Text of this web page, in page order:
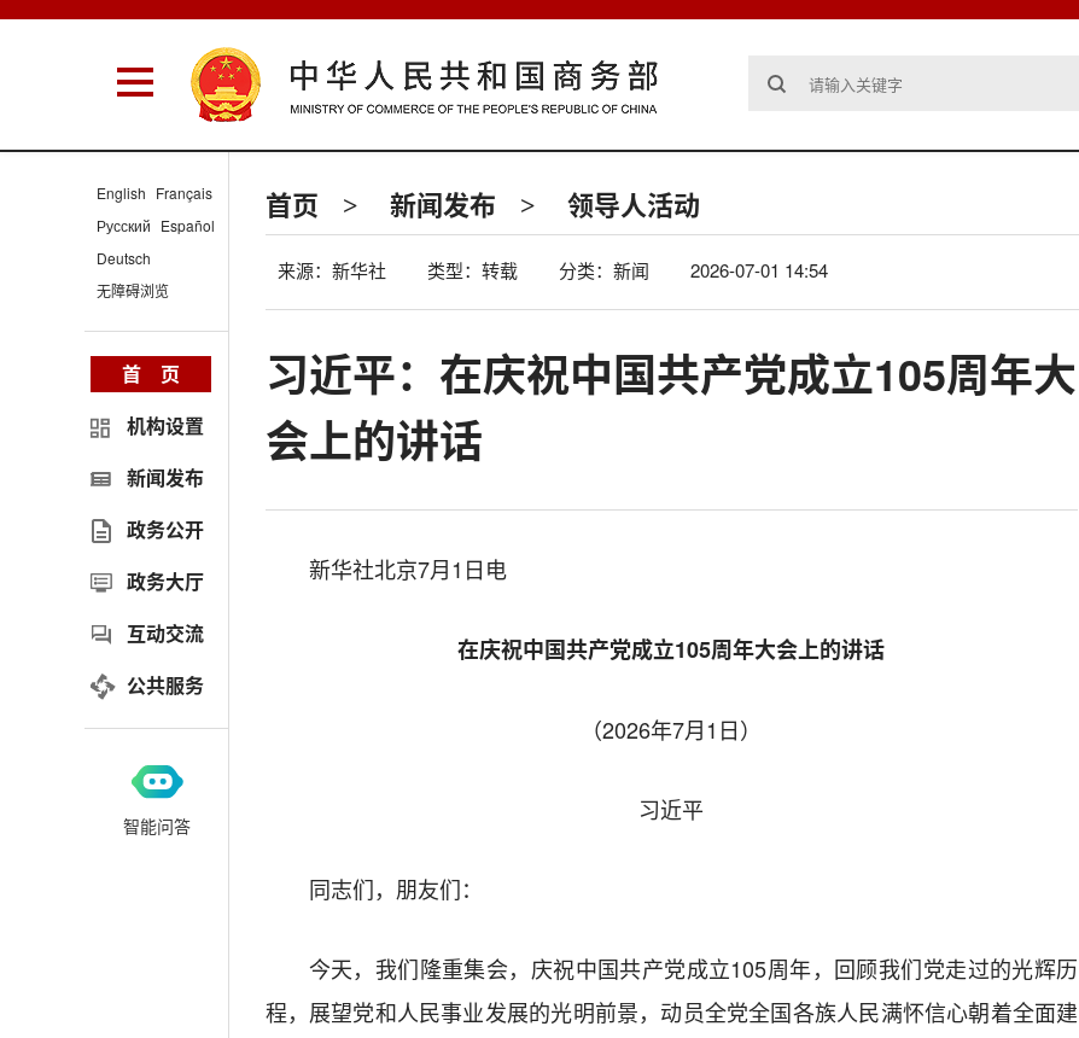
首页 > 新闻发布 > 领导人活动
来源：新华社 类型：转载 分类：新闻 2026-07-01 14:54
习近平：在庆祝中国共产党成立105周年大
会上的讲话
新华社北京7月1日电
在庆祝中国共产党成立105周年大会上的讲话
（2026年7月1日）
习近平
同志们，朋友们：
今天，我们隆重集会，庆祝中国共产党成立105周年，回顾我们党走过的光辉历
程，展望党和人民事业发展的光明前景，动员全党全国各族人民满怀信心朝着全面建
English Français
Русский Español
Deutsch
无障碍浏览
首 页
机构设置
新闻发布
政务公开
政务大厅
互动交流
公共服务
智能问答